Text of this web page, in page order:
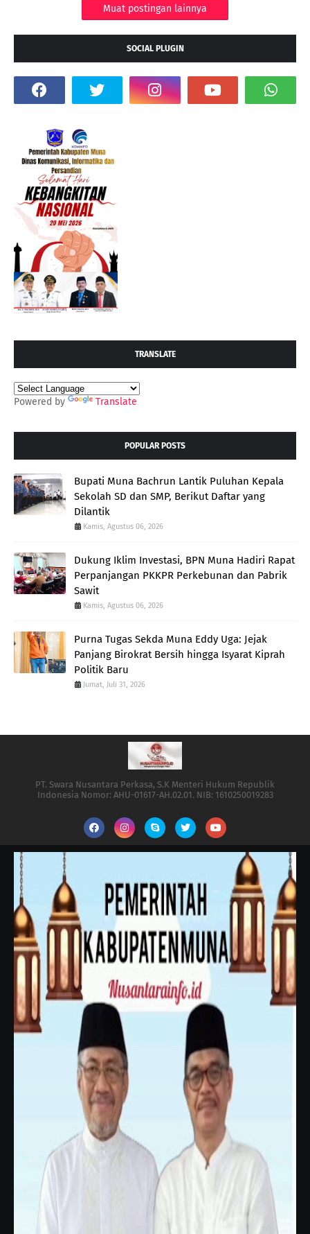
Muat postingan lainnya
SOCIAL PLUGIN
TRANSLATE
Powered by Translate
POPULAR POSTS
Bupati Muna Bachrun Lantik Puluhan Kepala
Sekolah SD dan SMP, Berikut Daftar yang
Dilantik
Kamis, Agustus 06, 2026
Dukung Iklim Investasi, BPN Muna Hadiri Rapat
Perpanjangan PKKPR Perkebunan dan Pabrik
Sawit
Kamis, Agustus 06, 2026
Purna Tugas Sekda Muna Eddy Uga: Jejak
Panjang Birokrat Bersih hingga Isyarat Kiprah
Politik Baru
Jumat, Juli 31, 2026
PT. Swara Nusantara Perkasa, S.K Menteri Hukum Republik
Indonesia Nomor: AHU-01617-AH.02.01. NIB: 1610250019283